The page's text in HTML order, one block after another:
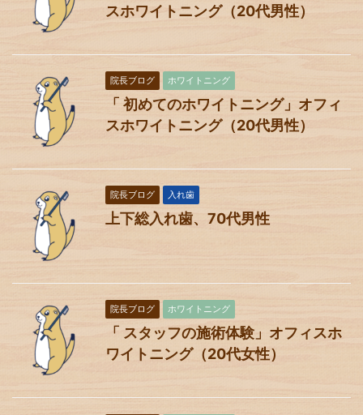
スホワイトニング（20代男性）
院長ブログ ホワイトニング
「 初めてのホワイトニング」オフィ
スホワイトニング（20代男性）
院長ブログ 入れ歯
上下総入れ歯、70代男性
院長ブログ ホワイトニング
「 スタッフの施術体験」オフィスホ
ワイトニング（20代女性）